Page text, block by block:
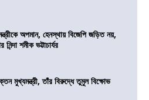
অপমান, হেনস্থায় বিজেপি জড়িত নয়,
শমীক ভট্টাচার্যর
মুখ্যমন্ত্রী, তাঁর বিরুদ্ধে তুমুল বিক্ষোভ